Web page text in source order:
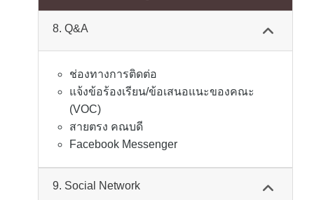
8. Q&A
ช่องทางการติดต่อ
แจ้งข้อร้องเรียน/ข้อเสนอแนะของคณะ
(VOC)
สายตรง คณบดี
Facebook Messenger
9. Social Network